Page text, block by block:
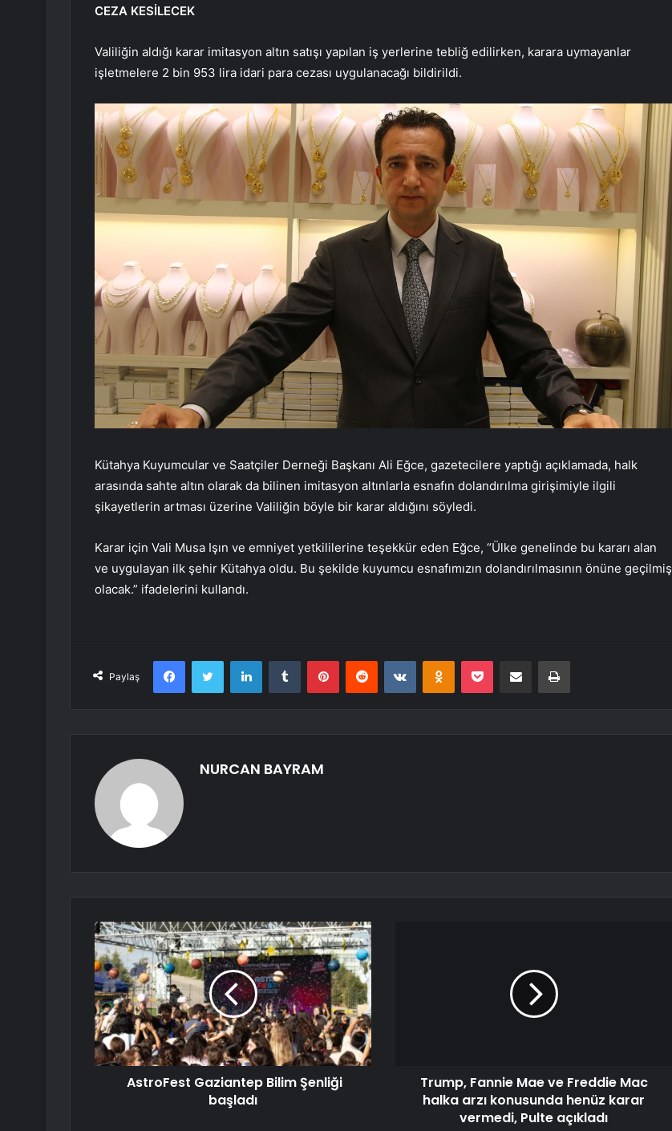
CEZA KESİLECEK
Valiliğin aldığı karar imitasyon altın satışı yapılan iş yerlerine tebliğ edilirken, karara uymayanlar
işletmelere 2 bin 953 lira idari para cezası uygulanacağı bildirildi.
Kütahya Kuyumcular ve Saatçiler Derneği Başkanı Ali Eğce, gazetecilere yaptığı açıklamada, halk
arasında sahte altın olarak da bilinen imitasyon altınlarla esnafın dolandırılma girişimiyle ilgili
şikayetlerin artması üzerine Valiliğin böyle bir karar aldığını söyledi.
Karar için Vali Musa Işın ve emniyet yetkililerine teşekkür eden Eğce, “Ülke genelinde bu kararı alan
ve uygulayan ilk şehir Kütahya oldu. Bu şekilde kuyumcu esnafımızın dolandırılmasının önüne geçilmiş
olacak.” ifadelerini kullandı.
Paylaş
FacebookTwitter LinkedInTumblr PinterestReddit VKontakteOdnoklassniki
Pocket E-Posta ile paylaş Yazdır
NURCAN BAYRAM
AstroFest Gaziantep Bilim Şenliği
başladı
Trump, Fannie Mae ve Freddie Mac
halka arzı konusunda henüz karar
vermedi, Pulte açıkladı